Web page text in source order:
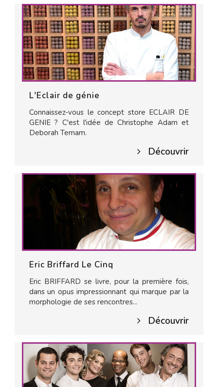
L'Eclair de génie
Connaissez-vous le concept store ECLAIR DE
GENIE ? C'est l'idée de Christophe Adam et
Deborah Temam.
Découvrir
Eric Briffard Le Cinq
Eric BRIFFARD se livre, pour la première fois,
dans un opus impressionnant qui marque par la
morphologie de ses rencontres...
Découvrir